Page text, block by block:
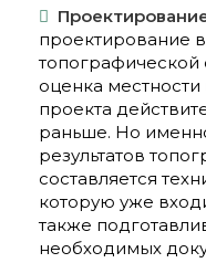
проектирование
топографической
оценка местности
проекта
раньше. Но
результатов
составляется
которую уже
также
необходимых